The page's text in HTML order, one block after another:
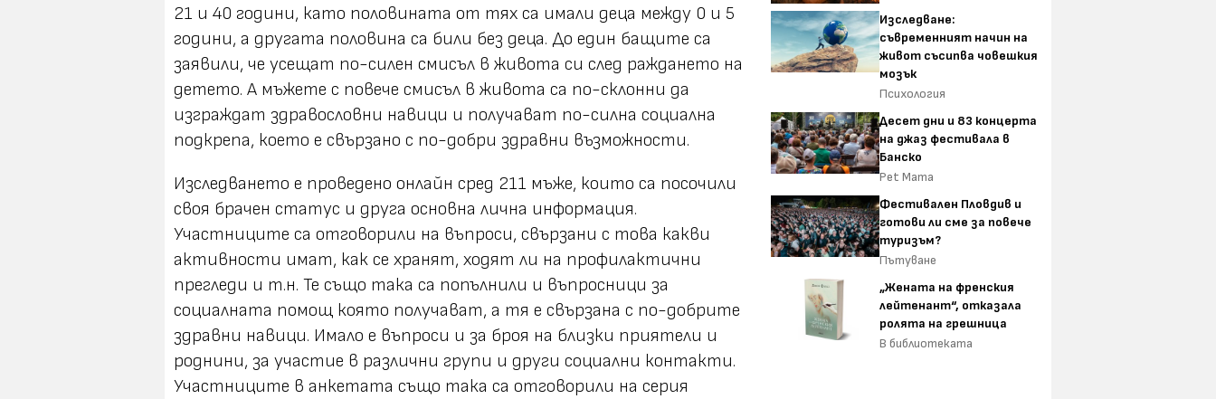
21 и 40 години, като половината от тях са имали деца между 0 и 5
години, а другата половина са били без деца. До един бащите са
заявили, че усещат по-силен смисъл в живота си след раждането на
детето. А мъжете с повече смисъл в живота са по-склонни да
изграждат здравословни навици и получават по-силна социална
подкрепа, което е свързано с по-добри здравни възможности.
Изследването е проведено онлайн сред 211 мъже, които са посочили
своя брачен статус и друга основна лична информация.
Участниците са отговорили на въпроси, свързани с това какви
активности имат, как се хранят, ходят ли на профилактични
прегледи и т.н. Те също така са попълнили и въпросници за
социалната помощ която получават, а тя е свързана с по-добрите
здравни навици. Имало е въпроси и за броя на близки приятели и
роднини, за участие в различни групи и други социални контакти.
Участниците в анкетата също така са отговорили на серия
Изследване:
съвременният начин на
живот съсипва човешкия
мозък
Психология
Десет дни и 83 концерта
на джаз фестивала в
Банско
Pet Mama
Фестивален Пловдив и
готови ли сме за повече
туризъм?
Пътуване
„Жената на френския
лейтенант“, отказала
ролята на грешница
В библиотеката